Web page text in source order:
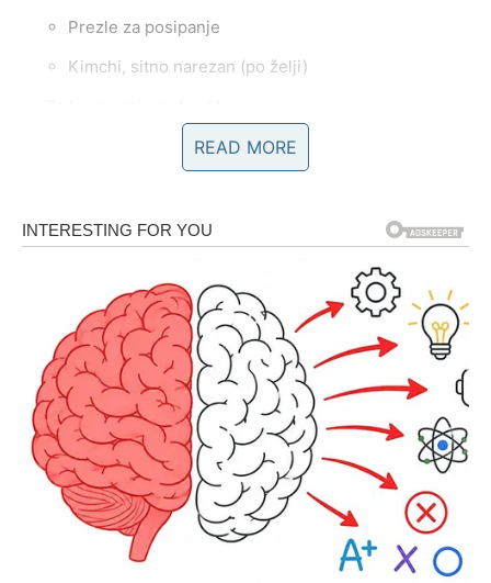
Prezle za posipanje
Kimchi, sitno narezan (po želji)
1 češanj češnjaka, samljeven
READ MORE